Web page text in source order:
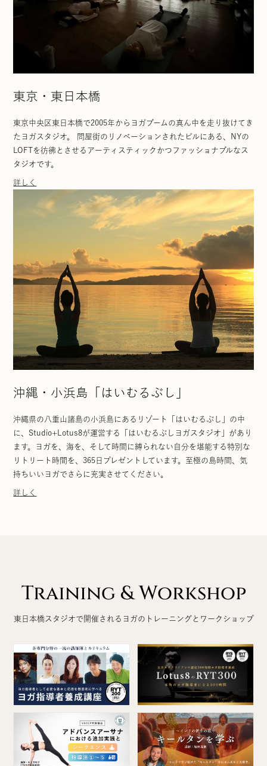
東京・東日本橋
東京中央区東日本橋で2005年からヨガブームの真ん中を走り抜けてき
たヨガスタジオ。 問屋街のリノベーションされたビルにある、NYの
LOFTを彷彿とさせるアーティスティックかつファッショナブルなス
タジオです。
詳しく
沖縄・小浜島「はいむるぶし」
沖縄県の八重山諸島の小浜島にあるリゾート「はいむるぶし」の中
に、Studio+Lotus8が運営する「はいむるぶしヨガスタジオ」があり
ます。ヨガを、海を、そして時間に縛られない自分を堪能する特別な
リトリート時間を、365日プレゼントしています。至極の島時間、気
持ちいいヨガでさらに充実させてください。
詳しく
Training & Workshop
東日本橋スタジオで開催されるヨガのトレーニングとワークショップ